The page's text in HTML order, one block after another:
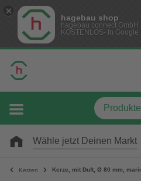
hagebau shop
hagebau connect GmbH
KOSTENLOS- In Google
Wähle jetzt Deinen Markt
Kerzen Kerze, mit Duft, Ø 80 mm,